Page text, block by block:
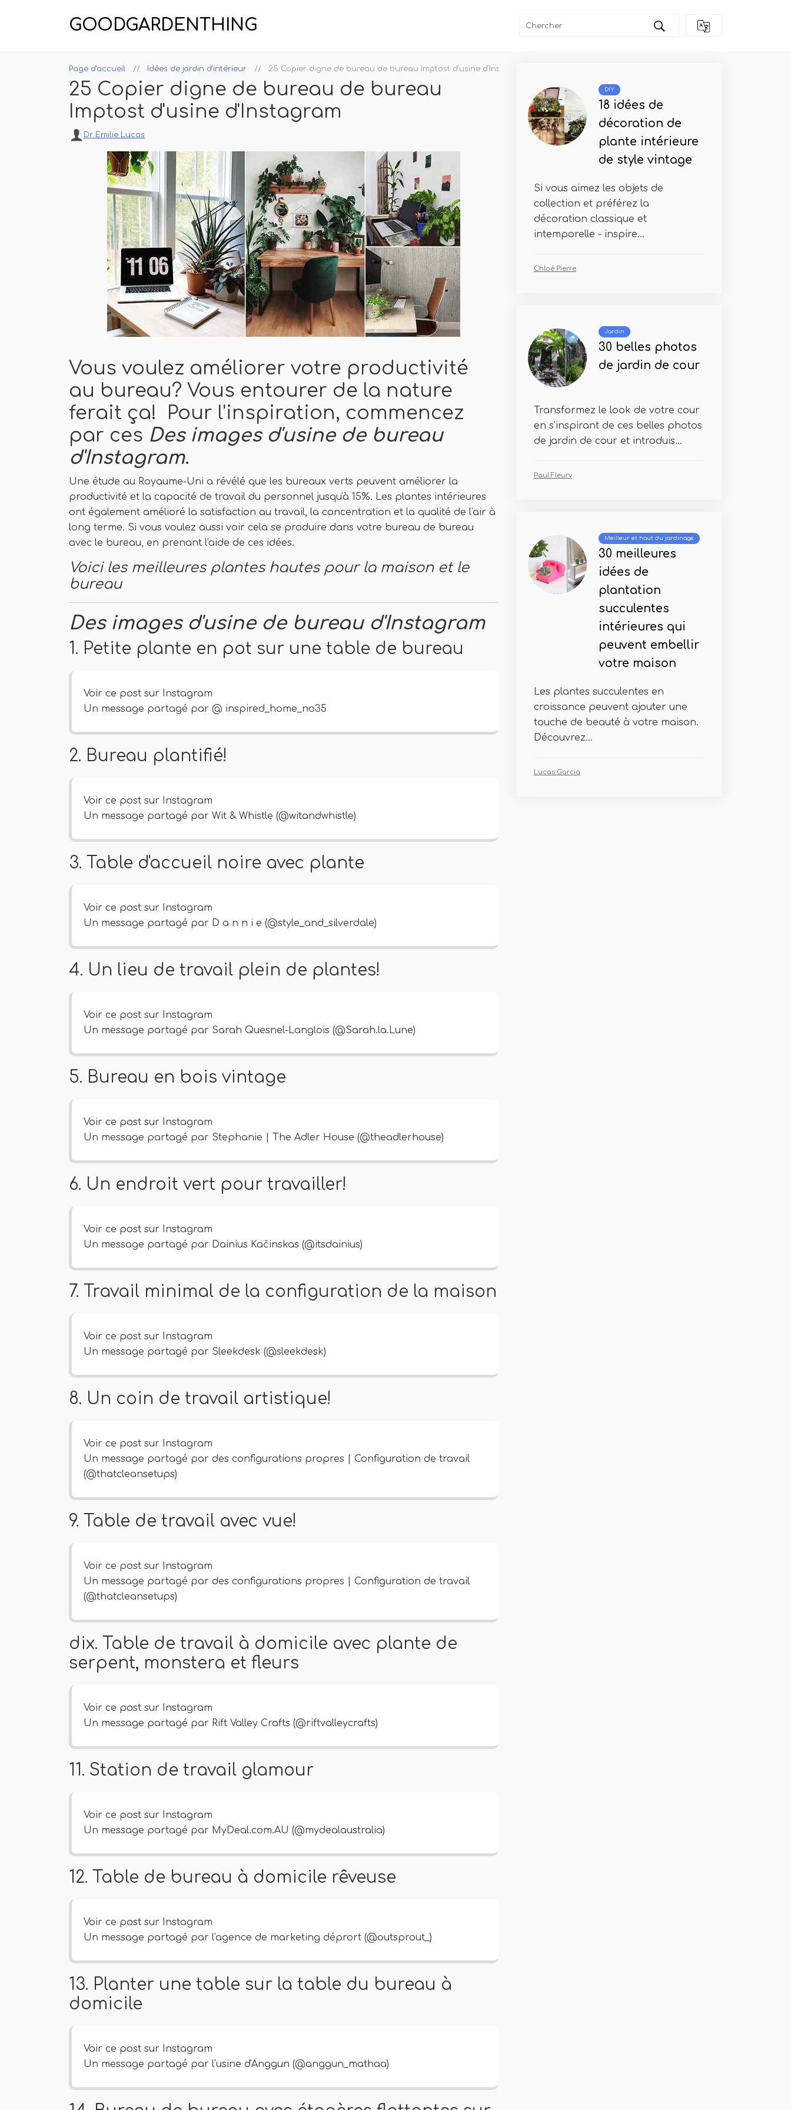
GOODGARDENTHING
Page d'accueil Idées de jardin d'intérieur 25 Copier digne de bureau de bureau Imptost d'usine d'Instagram
25 Copier digne de bureau de bureau
Imptost d'usine d'Instagram
Dr Emilie Lucas
Vous voulez améliorer votre productivité
au bureau? Vous entourer de la nature
ferait ça! Pour l'inspiration, commencez
par ces Des images d'usine de bureau
d'Instagram.
Une étude au Royaume-Uni a révélé que les bureaux verts peuvent améliorer la
productivité et la capacité de travail du personnel jusqu'à 15%. Les plantes intérieures
ont également amélioré la satisfaction au travail, la concentration et la qualité de l'air à
long terme. Si vous voulez aussi voir cela se produire dans votre bureau de bureau
avec le bureau, en prenant l'aide de ces idées.
Voici les meilleures plantes hautes pour la maison et le
bureau
Des images d'usine de bureau d'Instagram
1. Petite plante en pot sur une table de bureau
Voir ce post sur Instagram
Un message partagé par @ inspired_home_no35
2. Bureau plantifié!
Voir ce post sur Instagram
Un message partagé par Wit & Whistle (@witandwhistle)
3. Table d'accueil noire avec plante
Voir ce post sur Instagram
Un message partagé par D a n n i e (@style_and_silverdale)
4. Un lieu de travail plein de plantes!
Voir ce post sur Instagram
Un message partagé par Sarah Quesnel-Langlois (@Sarah.la.Lune)
5. Bureau en bois vintage
Voir ce post sur Instagram
Un message partagé par Stephanie | The Adler House (@theadlerhouse)
6. Un endroit vert pour travailler!
Voir ce post sur Instagram
Un message partagé par Dainius Kačinskas (@itsdainius)
7. Travail minimal de la configuration de la maison
Voir ce post sur Instagram
Un message partagé par Sleekdesk (@sleekdesk)
8. Un coin de travail artistique!
Voir ce post sur Instagram
Un message partagé par des configurations propres | Configuration de travail
(@thatcleansetups)
9. Table de travail avec vue!
Voir ce post sur Instagram
Un message partagé par des configurations propres | Configuration de travail
(@thatcleansetups)
dix. Table de travail à domicile avec plante de
serpent, monstera et fleurs
Voir ce post sur Instagram
Un message partagé par Rift Valley Crafts (@riftvalleycrafts)
11. Station de travail glamour
Voir ce post sur Instagram
Un message partagé par MyDeal.com.AU (@mydealaustralia)
12. Table de bureau à domicile rêveuse
Voir ce post sur Instagram
Un message partagé par l'agence de marketing déprort (@outsprout_)
13. Planter une table sur la table du bureau à
domicile
Voir ce post sur Instagram
Un message partagé par l'usine d'Anggun (@anggun_mathaa)
DIY
18 idées de
décoration de
plante intérieure
de style vintage
Si vous aimez les objets de
collection et préférez la
décoration classique et
intemporelle - inspire...
Chloé Pierre
Jardin
30 belles photos
de jardin de cour
Transformez le look de votre cour
en s'inspirant de ces belles photos
de jardin de cour et introduis...
Paul Fleury
Meilleur et haut du jardinage
30 meilleures
idées de
plantation
succulentes
intérieures qui
peuvent embellir
votre maison
Les plantes succulentes en
croissance peuvent ajouter une
touche de beauté à votre maison.
Découvrez...
Lucas Garcia